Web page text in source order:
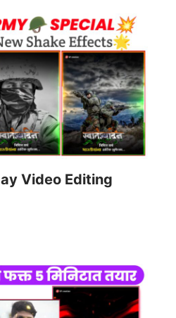
Video Editing